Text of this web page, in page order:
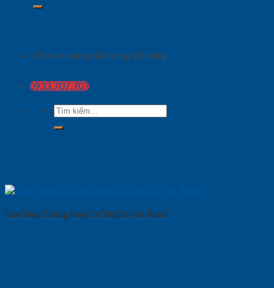
Chưa có sản phẩm trong giỏ hàng.
0933.707.707
Tìm
kiếm:
Cửa Thép Chống Cháy Có Thật Sự An Toàn ?